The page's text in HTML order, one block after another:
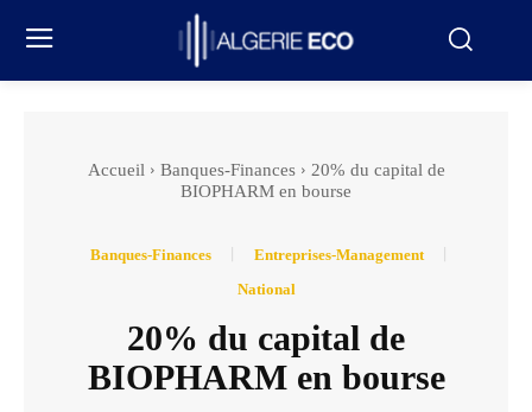
Accueil Banques-Finances
20% du capital de
BIOPHARM en bourse
Banques-Finances
Entreprises-Management
National
20% du capital de
BIOPHARM en bourse